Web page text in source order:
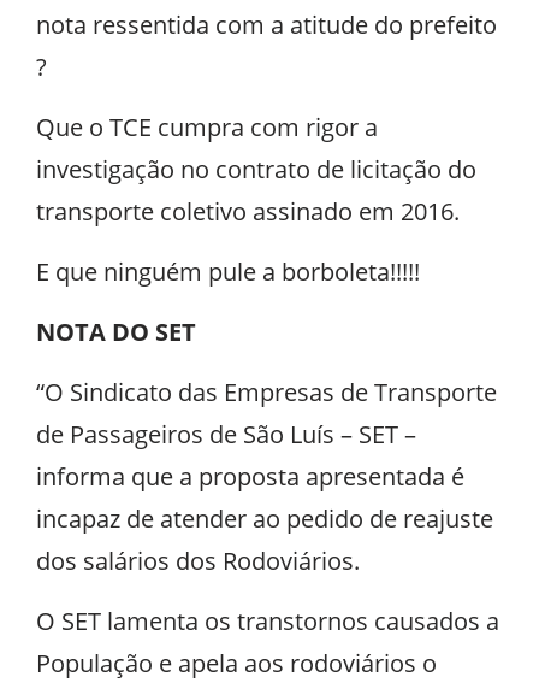
nota ressentida com a atitude do prefeito
?
Que o TCE cumpra com rigor a
investigação no contrato de licitação do
transporte coletivo assinado em 2016.
E que ninguém pule a borboleta!!!!!
NOTA DO SET
“O Sindicato das Empresas de Transporte
de Passageiros de São Luís – SET –
informa que a proposta apresentada é
incapaz de atender ao pedido de reajuste
dos salários dos Rodoviários.
O SET lamenta os transtornos causados a
População e apela aos rodoviários o